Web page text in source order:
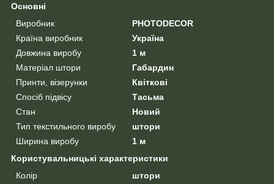
Основні
Виробник
PHOTODECOR
Країна виробник
Україна
Довжина виробу
1 м
Матеріал штори
Габардин
Принти, візерунки
Квіткові
Спосіб підвісу
Тасьма
Стан
Новий
Тип текстильного виробу
штори
Ширина виробу
1 м
Користувальницькі характеристики
Колір
штори